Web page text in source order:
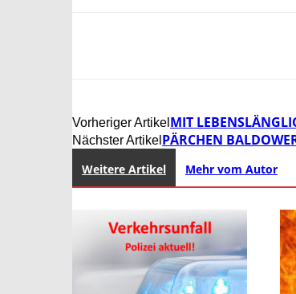
Vorheriger Artikel MIT
Nächster Artikel PÄRCHEN
Weitere Artikel Mehr vom Autor